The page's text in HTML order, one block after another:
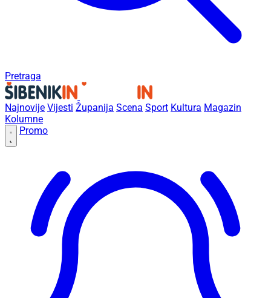
Pretraga
Najnovije Vijesti Županija Scena Sport Kultura Magazin
Kolumne
Promo